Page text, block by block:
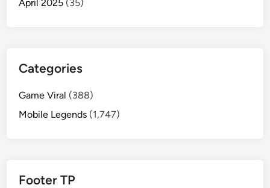
April 2025 (35)
Categories
Game Viral (388)
Mobile Legends (1,747)
Footer TP